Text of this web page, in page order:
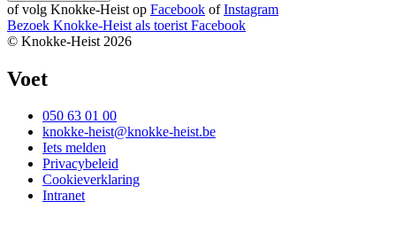
of volg Knokke-Heist op Facebook ofInstagram
Bezoek Knokke-Heist als toerist Facebook
© Knokke-Heist 2026
Voet
050 63 01 00
knokke-heist@knokke-heist.be
Iets melden
Privacybeleid
Cookieverklaring
Intranet